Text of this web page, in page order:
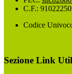
C.F.:
Codice
Sezione Link